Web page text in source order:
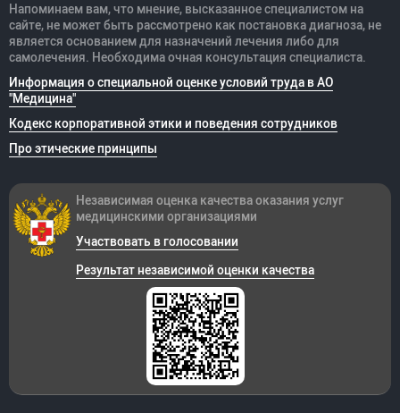
Напоминаем вам, что мнение, высказанное специалистом на
сайте, не может быть рассмотрено как постановка диагноза, не
является основанием для назначений лечения либо для
самолечения. Необходима очная консультация специалиста.
Информация о специальной оценке условий труда в АО
"Медицина"
Кодекс корпоративной этики и поведения сотрудников
Про этические принципы
Независимая оценка качества оказания услуг
медицинскими организациями
Участвовать в голосовании
Результат независимой оценки качества